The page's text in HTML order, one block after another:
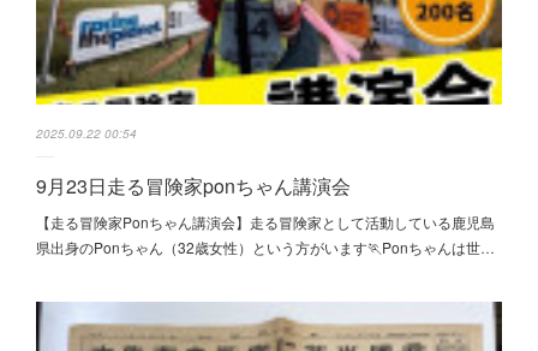
2025.09.22 00:54
9月23日走る冒険家ponちゃん講演会
【走る冒険家Ponちゃん講演会】走る冒険家として活動している鹿児島
県出身のPonちゃん（32歳女性）という方がいます🏃Ponちゃんは世…